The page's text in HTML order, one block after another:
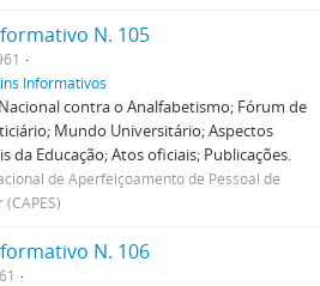
N. 105
Informativos
contra o Analfabetismo; Fórum de
Mundo Universitário; Aspectos
da Educação; Atos oficiais; Publicações.
de Aperfeiçoamento de Pessoal de
N. 106